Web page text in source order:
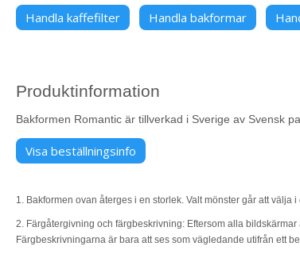
Handla kaffefilter Handla bakformar
Produktinformation
Bakformen Romantic är tillverkad i Sverige av Svensk
Visa beställningsinfo
1. Bakformen ovan återges i en storlek. Valt mönster går att
2. Färgåtergivning och färgbeskrivning: Eftersom alla
Färgbeskrivningarna är bara att ses som vägledande utifrån ett